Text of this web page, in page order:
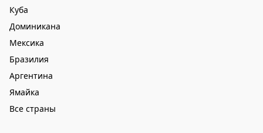
Куба
Доминикана
Мексика
Бразилия
Аргентина
Ямайка
Все страны